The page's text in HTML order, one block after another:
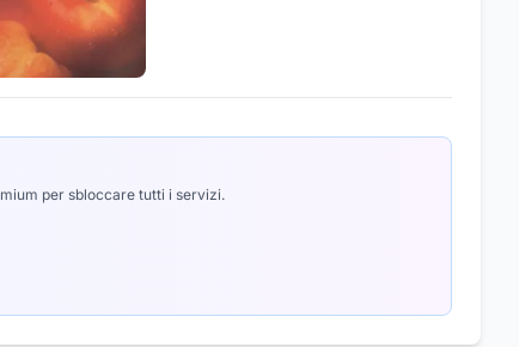
per sbloccare tutti i servizi.